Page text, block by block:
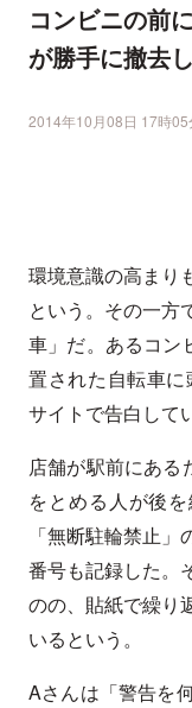
コンビニの前
が勝手に撤去
2014年10月08日 17時05
環境意識の高まり
という。その一方
車」だ。あるコン
置された自転車
サイトで告白して
店舗が駅前にある
をとめる人が後
「無断駐輪禁止
番号も記録した。
のの、貼紙で繰り
いるという。
Aさんは「警告を